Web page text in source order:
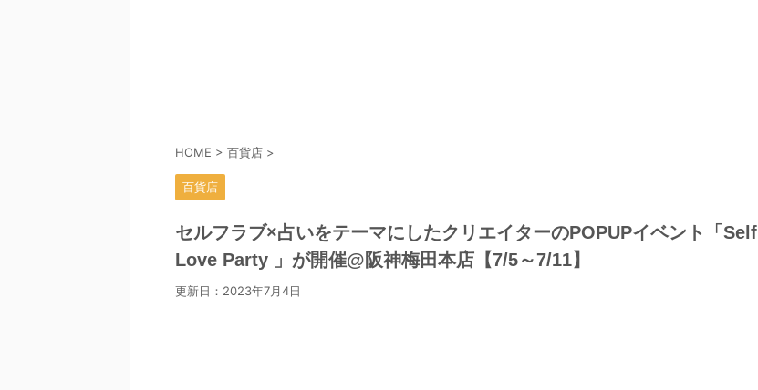
HOME > 百貨店 >
百貨店
セルフラブ×占いをテーマにしたクリエイターのPOPUPイベント「Self
Love Party 」が開催@阪神梅田本店【7/5～7/11】
更新日： 2023年7月4日